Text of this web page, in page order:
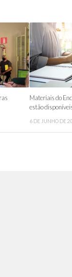
Materiais do
estão
6 DE JUNHO DE